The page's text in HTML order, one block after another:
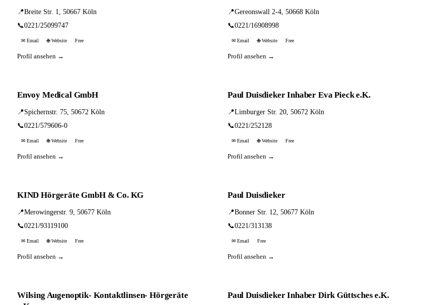
📍Breite Str. 1, 50667 Köln
📞0221/25099747
✉ Email 🌐 Website Free
Profil ansehen →
📍Gereonswall 2-4, 50668 Köln
📞0221/16908998
✉ Email 🌐 Website Free
Profil ansehen →
Envoy Medical GmbH
📍Spichernstr. 75, 50672 Köln
📞0221/579606-0
✉ Email 🌐 Website Free
Profil ansehen →
Paul Duisdieker Inhaber Eva Pieck e.K.
📍Limburger Str. 20, 50672 Köln
📞0221/252128
✉ Email 🌐 Website Free
Profil ansehen →
KIND Hörgeräte GmbH & Co. KG
📍Merowingerstr. 9, 50677 Köln
📞0221/93119100
✉ Email 🌐 Website Free
Profil ansehen →
Paul Duisdieker
📍Bonner Str. 12, 50677 Köln
📞0221/313138
✉ Email Free
Profil ansehen →
Wilsing Augenoptik- Kontaktlinsen- Hörgeräte
Paul Duisdieker Inhaber Dirk Güttsches e.K.